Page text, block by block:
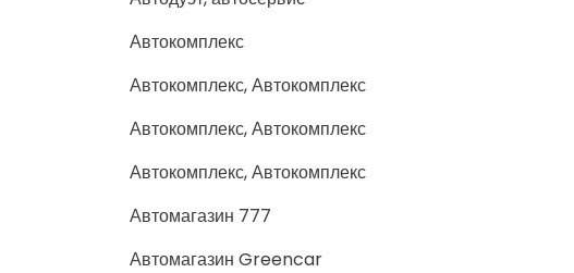
Автокомплекс
Автокомплекс, Автокомплекс
Автокомплекс, Автокомплекс
Автокомплекс, Автокомплекс
Автомагазин 777
Автомагазин Greencar